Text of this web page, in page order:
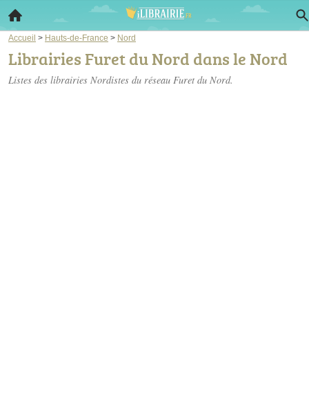
Accueil > Hauts-de-France > Nord
Librairies Furet du Nord dans le Nord
Listes des librairies Nordistes du réseau Furet du Nord.